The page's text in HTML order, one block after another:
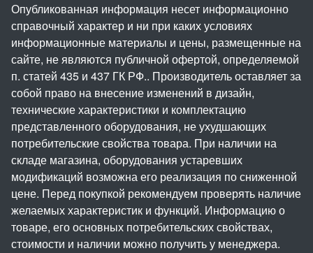
Опубликованная информация несет информационно
справочный характер и ни при каких условиях
информационные материалы и цены, размещенные на
сайте, не являются публичной офертой, определяемой
п. статей 435 и 437 ГК РФ.. Производитель оставляет за
собой право на внесение изменений в дизайн,
технические характеристики и комплектацию
представленного оборудования, не ухудшающих
потребительские свойства товара. При наличии на
складе магазина, оборудования устаревших
модификаций возможна его реализация по сниженной
цене. Перед покупкой рекомендуем проверять наличие
желаемых характеристик и функций. Информацию о
товаре, его основных потребительских свойствах,
стоимости и наличии можно получить у менеджера.